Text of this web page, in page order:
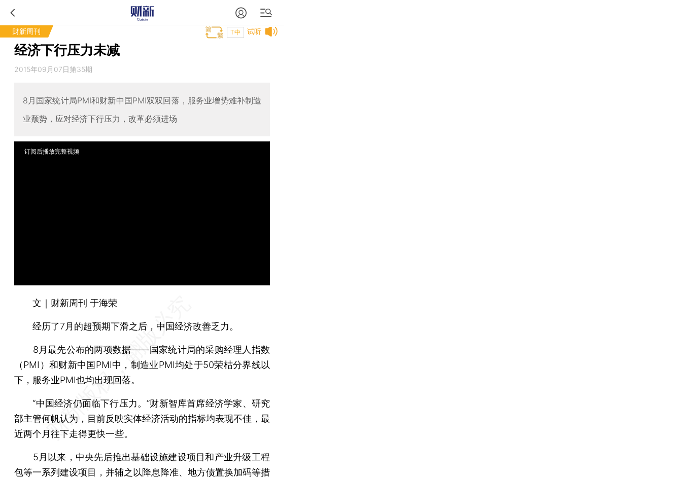
财新周刊 试听
T中
经济下行压力未减
2015年09月07日第35期
8月国家统计局PMI和财新中国PMI双双回落，服务业增势难补制造
业颓势，应对经济下行压力，改革必须进场
订阅后播放完整视频
文｜财新周刊 于海荣
经历了7月的超预期下滑之后，中国经济改善乏力。
8月最先公布的两项数据——国家统计局的采购经理人指数
（PMI）和财新中国PMI中，制造业PMI均处于50荣枯分界线以
下，服务业PMI也均出现回落。
“中国经济仍面临下行压力。”财新智库首席经济学家、研究
部主管何帆认为，目前反映实体经济活动的指标均表现不佳，最
近两个月往下走得更快一些。
5月以来，中央先后推出基础设施建设项目和产业升级工程
包等一系列建设项目，并辅之以降息降准、地方债置换加码等措